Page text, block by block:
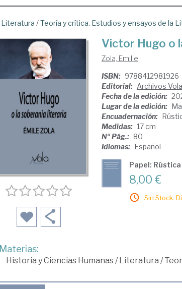
Literatura /Teoría y crítica. Estudios y ensayos de la
Victor Hugo o
Zola, Emilie
ISBN: 9788412981926
Editorial: Archivos Vola
Fecha de la edición:
Lugar de la edición:
Encuadernación:
Medidas: 17 cm
Nº Pág.: 80
Idiomas: Español
Papel: Rústica
8,00 €
Sin Stock.
Materias:
Historia y Ciencias Humanas/ Literatura /